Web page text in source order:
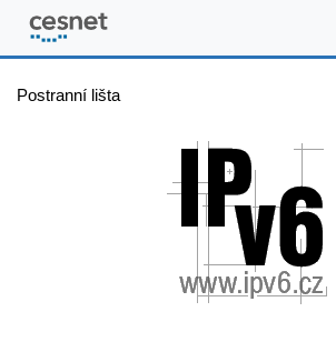
Postranní lišta